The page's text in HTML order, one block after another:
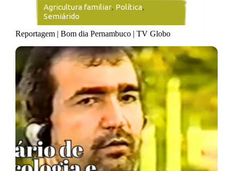
Agricultura familiar, Política,
Semiárido
Reportagem | Bom dia Pernambuco | TV Globo